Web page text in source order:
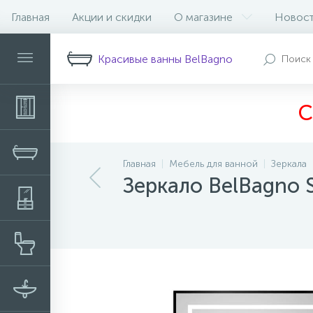
Главная Акции и скидки О магазине
Красивые ванны BelBagno
Главная Мебель для ванной Зеркала
Зеркало BelBagno
Описание Характеристики